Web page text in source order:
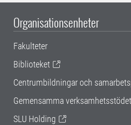
Organisationsenheter
Fakulteter
Biblioteket
Centrumbildningar och
Gemensamma verksamhetsstödet
SLU Holding